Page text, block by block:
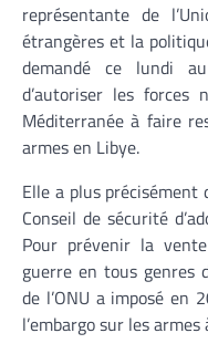
représentante de
étrangères et la
demandé ce lundi
d’autoriser les forces
Méditerranée à faire
armes en Libye.
Elle a plus précisément
Conseil de sécurité
Pour prévenir la
guerre en tous genres
de l’ONU a imposé en
l’embargo sur les